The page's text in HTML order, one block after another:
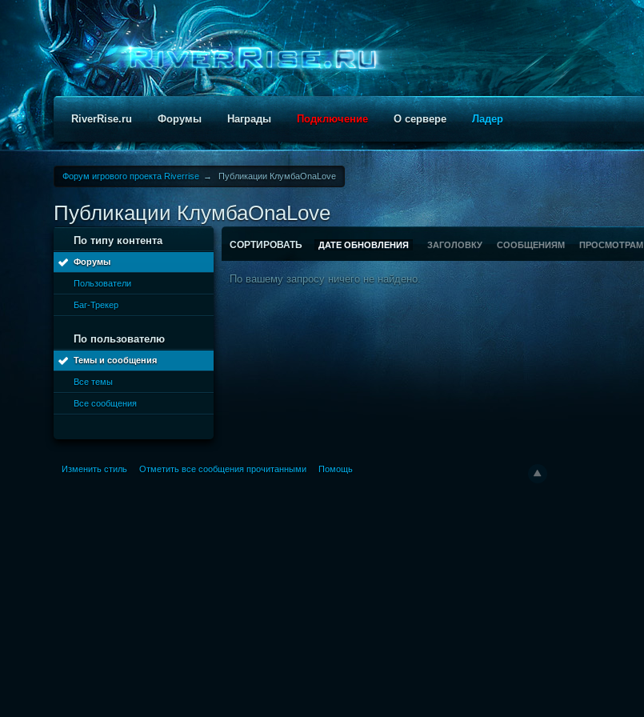
RiverRise.ru Форумы Награды Подключение О сервере Ладер
Форум игрового проекта Riverrise → Публикации КлумбаOnaLove
Публикации КлумбаOnaLove
По типу контента
Форумы
Пользователи
Баг-Трекер
По пользователю
Темы и сообщения
Все темы
Все сообщения
СОРТИРОВАТЬ ДАТЕ ОБНОВЛЕНИЯ ЗАГОЛОВКУ СООБЩЕНИЯМ ПРОСМОТРАМ
По вашему запросу ничего не найдено.
Изменить стиль Отметить все сообщения прочитанными Помощь